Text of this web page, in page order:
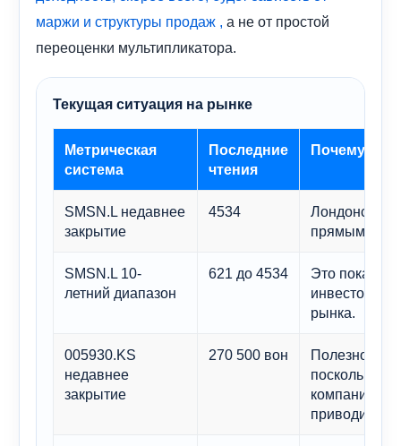
маржи и структуры продаж , а не от простой
переоценки мультипликатора.
Текущая ситуация на рынке
Метрическая
система
Последние
чтения
Почему это
SMSN.L недавнее
закрытие
4534
Лондонская
прямым
SMSN.L 10-
летний диапазон
621 до 4534
Это
инвесторы
рынка.
005930.KS
недавнее
закрытие
270 500 вон
Полезно для
поскольку
компанией и
приводится